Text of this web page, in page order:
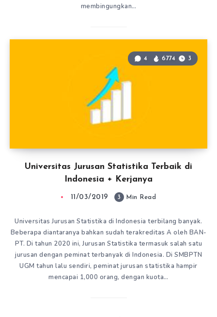
membingungkan…
Universitas Jurusan Statistika Terbaik di
Indonesia + Kerjanya
4 6774 3
11/03/2019 3 Min Read
Universitas Jurusan Statistika di Indonesia terbilang banyak.
Beberapa diantaranya bahkan sudah terakreditas A oleh BAN-
PT. Di tahun 2020 ini, Jurusan Statistika termasuk salah satu
jurusan dengan peminat terbanyak di Indonesia. Di SMBPTN
UGM tahun lalu sendiri, peminat jurusan statistika hampir
mencapai 1,000 orang, dengan kuota…